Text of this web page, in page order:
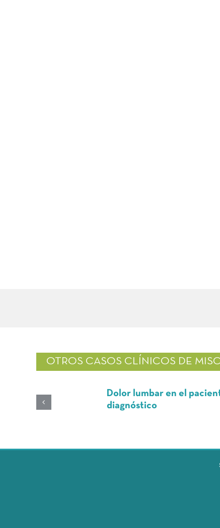
OTROS CASOS CLÍNICOS DE
Dolor lumbar en el paciente
diagnóstico